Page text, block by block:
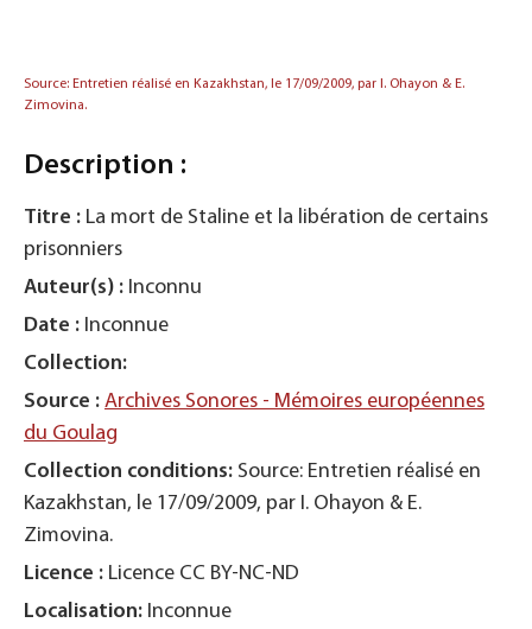
Source: Entretien réalisé en Kazakhstan, le 17/09/2009, par I. Ohayon & E.
Zimovina.
Description :
Titre : La mort de Staline et la libération de certains
prisonniers
Auteur(s) : Inconnu
Date : Inconnue
Collection:
Source : Archives Sonores - Mémoires européennes
du Goulag
Collection conditions: Source: Entretien réalisé en
Kazakhstan, le 17/09/2009, par I. Ohayon & E.
Zimovina.
Licence : Licence CC BY-NC-ND
Localisation: Inconnue